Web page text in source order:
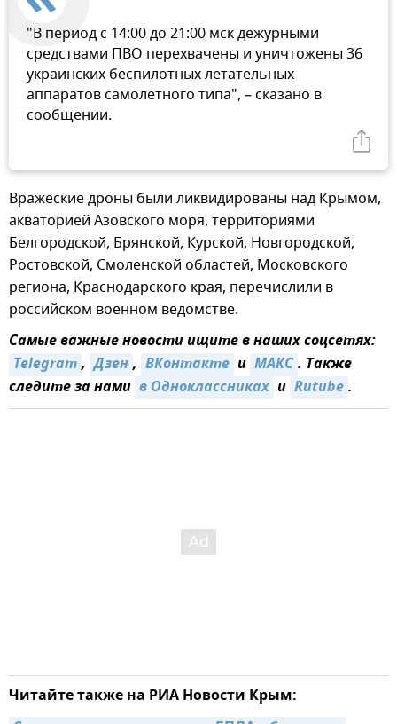
"В период с 14:00 до 21:00 мск дежурными
средствами ПВО перехвачены и уничтожены 36
украинских беспилотных летательных
аппаратов самолетного типа", – сказано в
сообщении.
Вражеские дроны были ликвидированы над Крымом,
акваторией Азовского моря, территориями
Белгородской, Брянской, Курской, Новгородской,
Ростовской, Смоленской областей, Московского
региона, Краснодарского края, перечислили в
российском военном ведомстве.
Самые важные новости ищите в наших соцсетях:
Telegram, Дзен, ВКонтакте и MAКС. Также
следите за нами в Одноклассниках и Rutube.
Читайте также на РИА Новости Крым: